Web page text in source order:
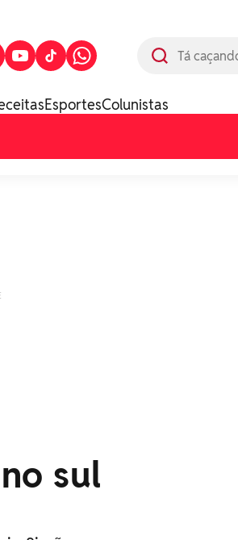
EsportesColunistas
sul